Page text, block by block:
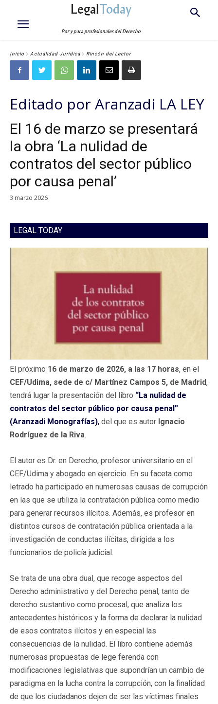
LegalToday
Por y para profesionales del Derecho
Inicio Actualidad Jurídica Rincón del Lector
Editado por Aranzadi LA LEY
El 16 de marzo se presentará
la obra ‘La nulidad de
contratos del sector público
por causa penal’
3 marzo 2026
LEGAL TODAY
El próximo 16 de marzo de 2026, a las 17 horas, en el
CEF/Udima, sede de c/ Martínez Campos 5, de Madrid,
tendrá lugar la presentación del libro “La nulidad de
contratos del sector público por causa penal”
(Aranzadi Monografías), del que es autor Ignacio
Rodríguez de la Riva.
El autor es Dr. en Derecho, profesor universitario en el
CEF/Udima y abogado en ejercicio. En su faceta como
letrado ha participado en numerosas causas de corrupción
en las que se utiliza la contratación pública como medio
para generar recursos ilícitos. Además, es profesor en
distintos cursos de contratación pública orientada a la
investigación de conductas ilícitas, dirigida a los
funcionarios de policía judicial.
Se trata de una obra dual, que recoge aspectos del
Derecho administrativo y del Derecho penal, tanto de
derecho sustantivo como procesal, que analiza los
antecedentes históricos y la forma de declarar la nulidad
de esos contratos ilícitos y en especial las
consecuencias de la nulidad. El libro contiene además
numerosas propuestas de lege ferenda con
modificaciones legislativas que supondrían un cambio de
paradigma en la lucha contra la corrupción, con la finalidad
de que los ciudadanos dejen de ser las víctimas finales